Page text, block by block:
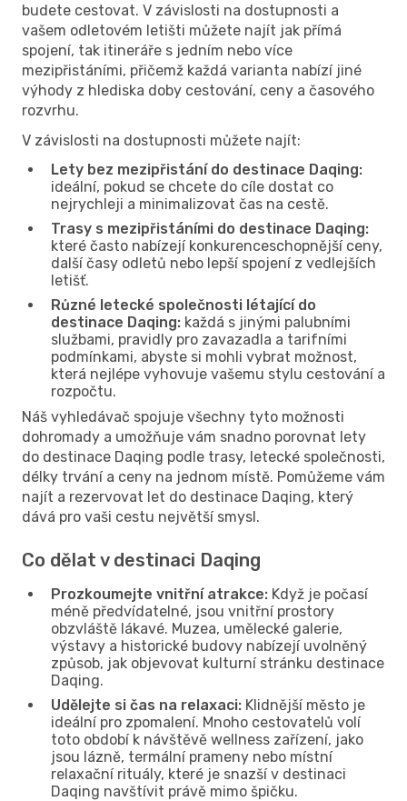
budete cestovat. V závislosti na dostupnosti a
vašem odletovém letišti můžete najít jak přímá
spojení, tak itineráře s jedním nebo více
mezipřistáními, přičemž každá varianta nabízí jiné
výhody z hlediska doby cestování, ceny a časového
rozvrhu.
V závislosti na dostupnosti můžete najít:
Lety bez mezipřistání do destinace Daqing:
ideální, pokud se chcete do cíle dostat co
nejrychleji a minimalizovat čas na cestě.
Trasy s mezipřistáními do destinace Daqing:
které často nabízejí konkurenceschopnější ceny,
další časy odletů nebo lepší spojení z vedlejších
letišť.
Různé letecké společnosti létající do
destinace Daqing: každá s jinými palubními
službami, pravidly pro zavazadla a tarifními
podmínkami, abyste si mohli vybrat možnost,
která nejlépe vyhovuje vašemu stylu cestování a
rozpočtu.
Náš vyhledávač spojuje všechny tyto možnosti
dohromady a umožňuje vám snadno porovnat lety
do destinace Daqing podle trasy, letecké společnosti,
délky trvání a ceny na jednom místě. Pomůžeme vám
najít a rezervovat let do destinace Daqing, který
dává pro vaši cestu největší smysl.
Co dělat v destinaci Daqing
Prozkoumejte vnitřní atrakce: Když je počasí
méně předvídatelné, jsou vnitřní prostory
obzvláště lákavé. Muzea, umělecké galerie,
výstavy a historické budovy nabízejí uvolněný
způsob, jak objevovat kulturní stránku destinace
Daqing.
Udělejte si čas na relaxaci: Klidnější město je
ideální pro zpomalení. Mnoho cestovatelů volí
toto období k návštěvě wellness zařízení, jako
jsou lázně, termální prameny nebo místní
relaxační rituály, které je snazší v destinaci
Daqing navštívit právě mimo špičku.